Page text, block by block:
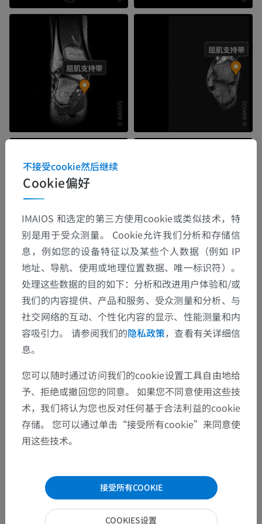
Cookie偏好
不接受cookie然后继续
IMAIOS 和选定的第三方使用cookie或类似技术，特
别是用于受众测量。 Cookie允许我们分析和存储信
息，例如您的设备特征以及某些个人数据（例如 IP
地址、导航、使用或地理位置数据、唯一标识符）。
处理这些数据的目的如下：分析和改进用户体验和/或
我们的内容提供、产品和服务、受众测量和分析、与
社交网络的互动、个性化内容的显示、性能测量和内
容吸引力。 请参阅我们的隐私政策，查看有关详细信
息。
您可以随时通过访问我们的cookie设置工具自由地给
予、拒绝或撤回您的同意。 如果您不同意使用这些技
术，我们将认为您也反对任何基于合法利益的cookie
存储。 您可以通过单击“接受所有cookie”来同意使
用这些技术。
接受所有COOKIE
COOKIES设置